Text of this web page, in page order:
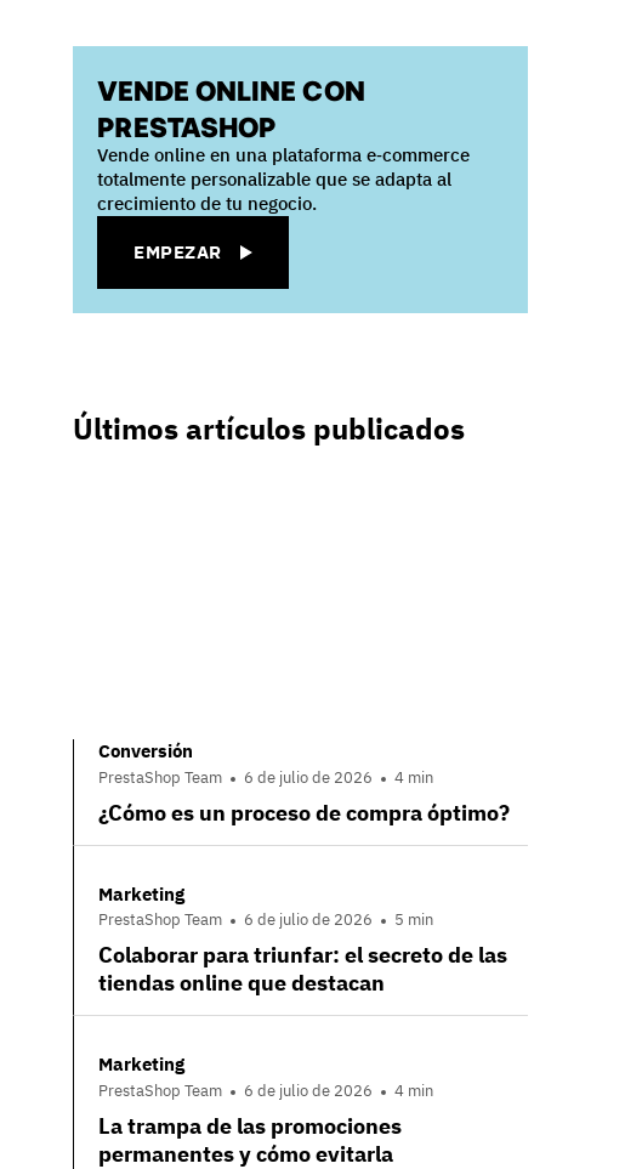
VENDE ONLINE CON
PRESTASHOP
Vende online en una plataforma e‑commerce
totalmente personalizable que se adapta al
crecimiento de tu negocio.
EMPEZAR
Últimos artículos publicados
Conversión
PrestaShop Team 6 de julio de 2026 4 min
¿Cómo es un proceso de compra óptimo?
Marketing
PrestaShop Team 6 de julio de 2026 5 min
Colaborar para triunfar: el secreto de las
tiendas online que destacan
Marketing
PrestaShop Team 6 de julio de 2026 4 min
La trampa de las promociones
permanentes y cómo evitarla